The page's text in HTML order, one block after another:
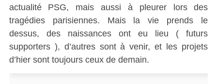
actualité PSG, mais aussi à pleurer lors des
tragédies parisiennes. Mais la vie prends le
dessus, des naissances ont eu lieu ( futurs
supporters ), d’autres sont à venir, et les projets
d’hier sont toujours ceux de demain.